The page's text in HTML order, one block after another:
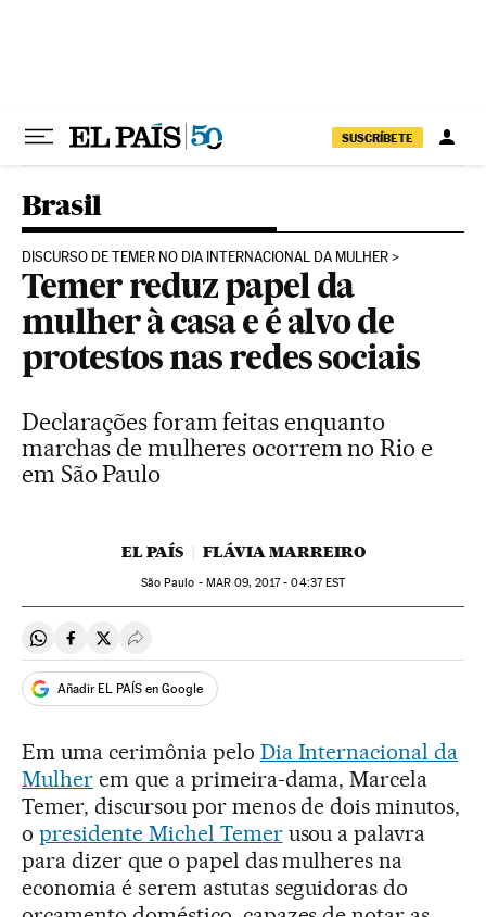
SUSCRÍBETE
Brasil
DISCURSO DE TEMER NO DIA INTERNACIONAL DA MULHER
Temer reduz papel da
mulher à casa e é alvo de
protestos nas redes sociais
Declarações foram feitas enquanto
marchas de mulheres ocorrem no Rio e
em São Paulo
EL PAÍS FLÁVIA MARREIRO
São Paulo - MAR 09, 2017 - 04:37EST
Compartir en Whatsapp
Compartir en Facebook
Compartir en Twitter
Desplegar Redes Sociales
Añadir EL PAÍS en Google
Em uma cerimônia pelo Dia Internacional da
Mulherem que a primeira-dama, Marcela
Temer, discursou por menos de dois minutos,
o presidente Michel Temerusou a palavra
para dizer que o papel das mulheres na
economia é serem astutas seguidoras do